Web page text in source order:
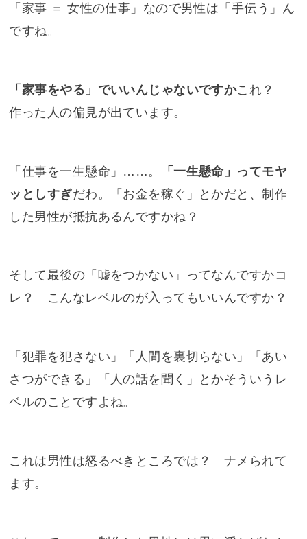
「家事 ＝ 女性の仕事」なので男性は「手伝う」ん
ですね。
「家事をやる」でいいんじゃないですかこれ？
作った人の偏見が出ています。
「仕事を一生懸命」……。
「一生懸命」ってモヤ
ッとしすぎだわ。「お金を稼ぐ」とかだと、制作
した男性が抵抗あるんですかね？
そして最後の「嘘をつかない」ってなんですかコ
レ？ こんなレベルのが入ってもいいんですか？
「犯罪を犯さない」「人間を裏切らない」「あい
さつができる」「人の話を聞く」とかそういうレ
ベルのことですよね。
これは男性は怒るべきところでは？ ナメられて
ます。